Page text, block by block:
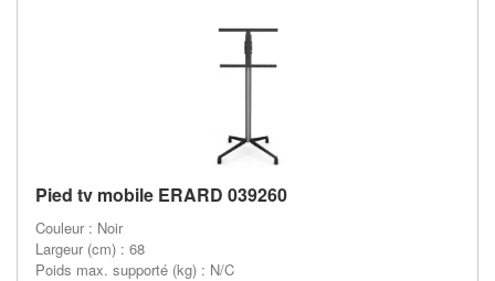
Pied tv mobile ERARD 039260
Couleur : Noir
Largeur (cm) : 68
Poids max. supporté (kg) : N/C